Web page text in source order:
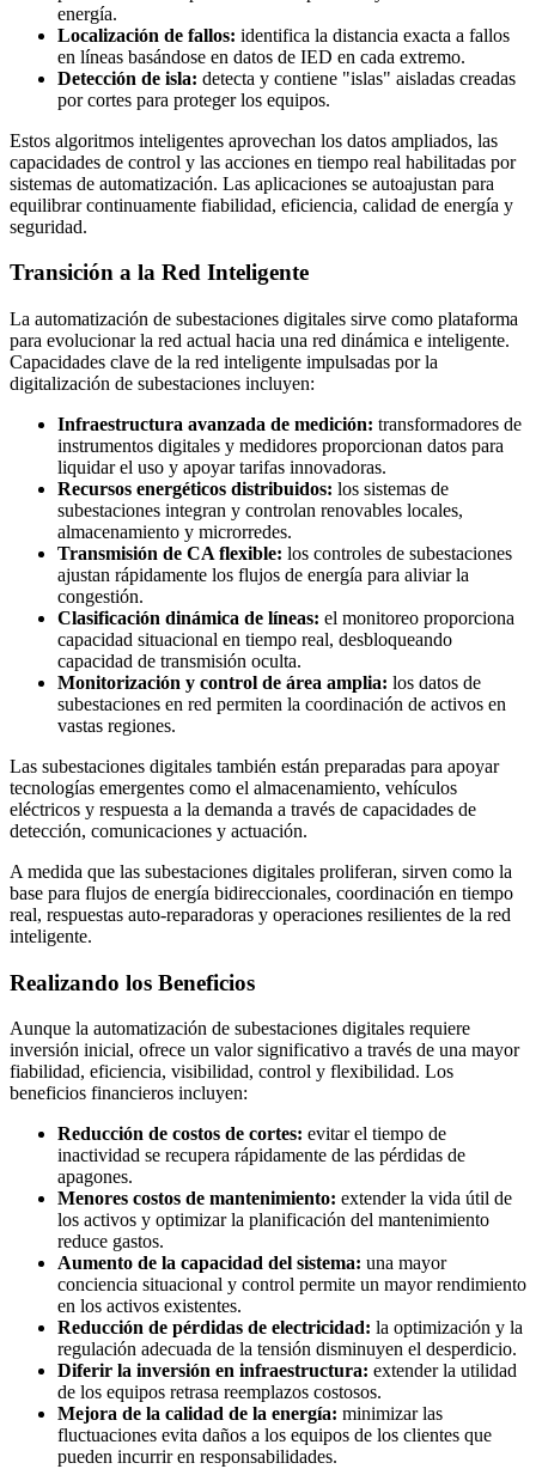
energía.
Localización de fallos: identifica la distancia exacta a fallos
en líneas basándose en datos de IED en cada extremo.
Detección de isla: detecta y contiene "islas" aisladas creadas
por cortes para proteger los equipos.
Estos algoritmos inteligentes aprovechan los datos ampliados, las
capacidades de control y las acciones en tiempo real habilitadas por
sistemas de automatización. Las aplicaciones se autoajustan para
equilibrar continuamente fiabilidad, eficiencia, calidad de energía y
seguridad.
Transición a la Red Inteligente
La automatización de subestaciones digitales sirve como plataforma
para evolucionar la red actual hacia una red dinámica e inteligente.
Capacidades clave de la red inteligente impulsadas por la
digitalización de subestaciones incluyen:
Infraestructura avanzada de medición: transformadores de
instrumentos digitales y medidores proporcionan datos para
liquidar el uso y apoyar tarifas innovadoras.
Recursos energéticos distribuidos: los sistemas de
subestaciones integran y controlan renovables locales,
almacenamiento y microrredes.
Transmisión de CA flexible: los controles de subestaciones
ajustan rápidamente los flujos de energía para aliviar la
congestión.
Clasificación dinámica de líneas: el monitoreo proporciona
capacidad situacional en tiempo real, desbloqueando
capacidad de transmisión oculta.
Monitorización y control de área amplia: los datos de
subestaciones en red permiten la coordinación de activos en
vastas regiones.
Las subestaciones digitales también están preparadas para apoyar
tecnologías emergentes como el almacenamiento, vehículos
eléctricos y respuesta a la demanda a través de capacidades de
detección, comunicaciones y actuación.
A medida que las subestaciones digitales proliferan, sirven como la
base para flujos de energía bidireccionales, coordinación en tiempo
real, respuestas auto-reparadoras y operaciones resilientes de la red
inteligente.
Realizando los Beneficios
Aunque la automatización de subestaciones digitales requiere
inversión inicial, ofrece un valor significativo a través de una mayor
fiabilidad, eficiencia, visibilidad, control y flexibilidad. Los
beneficios financieros incluyen:
Reducción de costos de cortes: evitar el tiempo de
inactividad se recupera rápidamente de las pérdidas de
apagones.
Menores costos de mantenimiento: extender la vida útil de
los activos y optimizar la planificación del mantenimiento
reduce gastos.
Aumento de la capacidad del sistema: una mayor
conciencia situacional y control permite un mayor rendimiento
en los activos existentes.
Reducción de pérdidas de electricidad: la optimización y la
regulación adecuada de la tensión disminuyen el desperdicio.
Diferir la inversión en infraestructura: extender la utilidad
de los equipos retrasa reemplazos costosos.
Mejora de la calidad de la energía: minimizar las
fluctuaciones evita daños a los equipos de los clientes que
pueden incurrir en responsabilidades.